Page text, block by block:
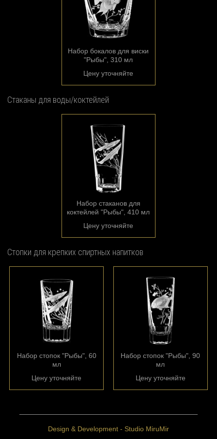
Набор бокалов для виски
"Рыбы", 310 мл
Цену уточняйте
Стаканы для воды/коктейлей
Набор стаканов для
коктейлей "Рыбы", 410 мл
Цену уточняйте
Стопки для крепких спиртных напитков
Набор стопок "Рыбы", 60
мл
Цену уточняйте
Набор стопок "Рыбы", 90
мл
Цену уточняйте
Design & Development - Studio MiruMir